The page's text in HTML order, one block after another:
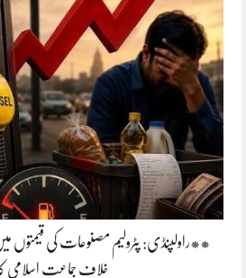
**راولپنڈی: پٹرولیم مصنوعات کی قیمتوں
خلاف جماعت اسلامی